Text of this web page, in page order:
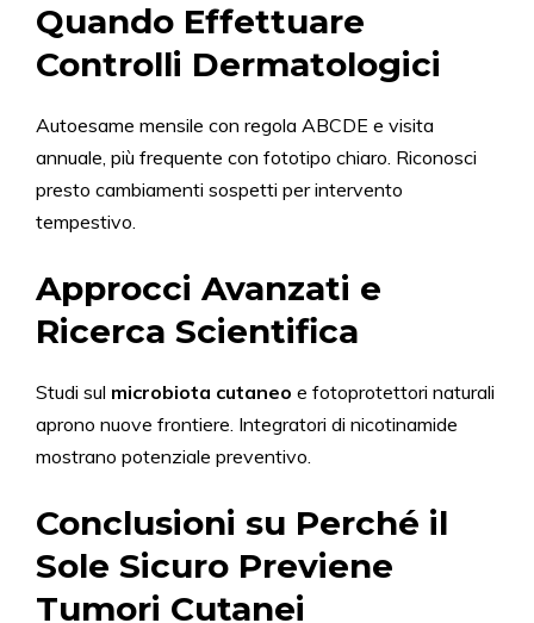
Quando Effettuare
Controlli Dermatologici
Autoesame mensile con regola ABCDE e visita
annuale, più frequente con fototipo chiaro. Riconosci
presto cambiamenti sospetti per intervento
tempestivo.
Approcci Avanzati e
Ricerca Scientifica
Studi sul microbiota cutaneo e fotoprotettori naturali
aprono nuove frontiere. Integratori di nicotinamide
mostrano potenziale preventivo.
Conclusioni su Perché il
Sole Sicuro Previene
Tumori Cutanei